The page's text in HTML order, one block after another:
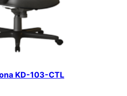
KD-103-CTL